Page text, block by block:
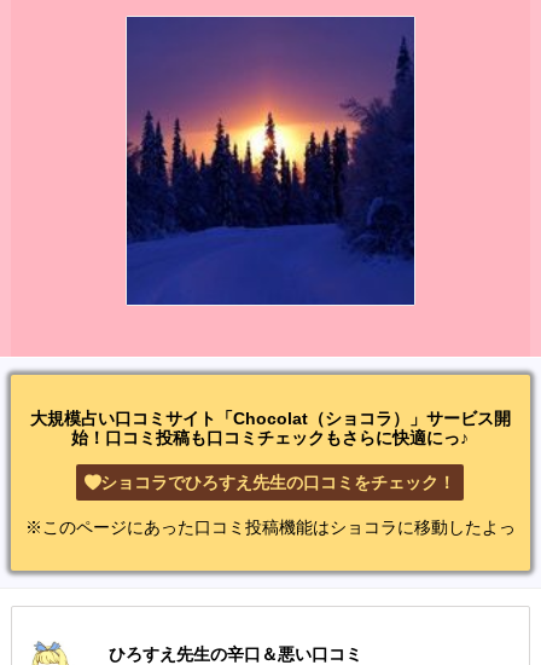
大規模占い口コミサイト「Chocolat（ショコラ）」サービス開
始！口コミ投稿も口コミチェックもさらに快適にっ♪
ショコラでひろすえ先生の口コミをチェック！
※このページにあった口コミ投稿機能はショコラに移動したよっ
ひろすえ先生の辛口＆悪い口コミ